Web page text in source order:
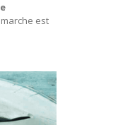
est